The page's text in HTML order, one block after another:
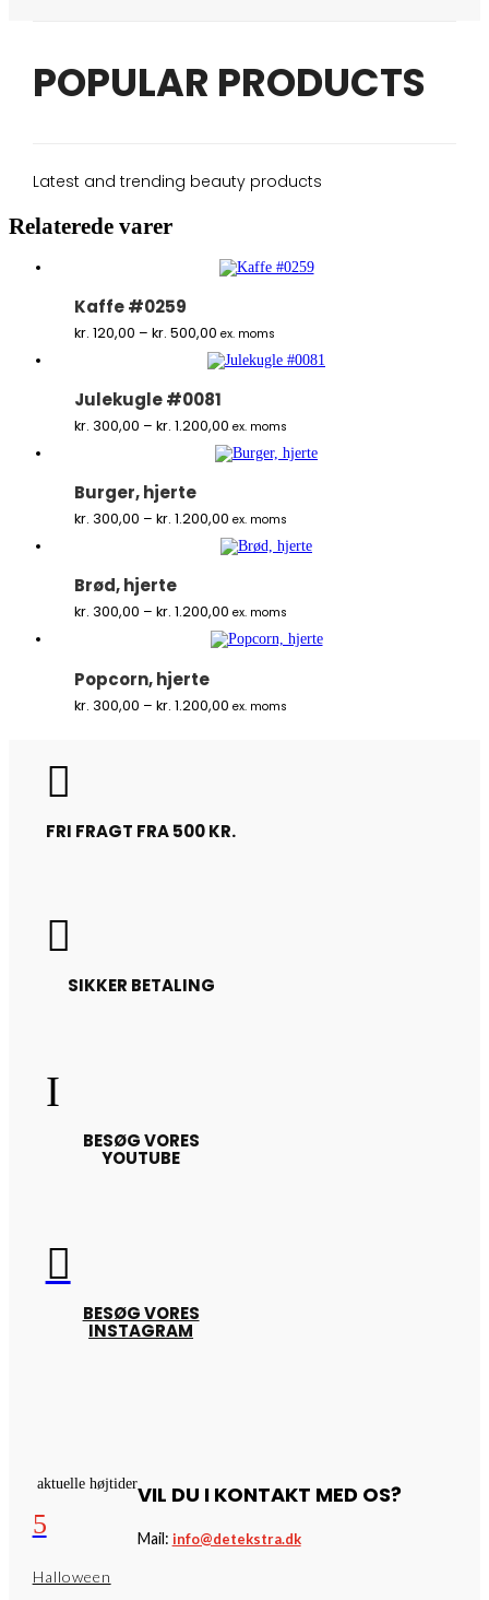
POPULAR PRODUCTS
Latest and trending beauty products
Relaterede varer
Kaffe #0259
kr. 120,00 – kr. 500,00Prisinterval:
til
kr. 500,00
ex. moms
Julekugle #0081
kr. 300,00 – kr. 1.200,00Prisinterval:
til
kr. 1.200,00
ex. moms
Burger, hjerte
kr. 300,00 – kr. 1.200,00Prisinterval:
til
kr. 1.200,00
ex. moms
Brød, hjerte
kr. 300,00 – kr. 1.200,00Prisinterval:
til
kr. 1.200,00
ex. moms
Popcorn, hjerte
kr. 300,00 – kr. 1.200,00Prisinterval:
ex. moms

FRI FRAGT FRA 500 KR.

SIKKER BETALING
I
BESØG VORES
YOUTUBE

BESØG VORES
INSTAGRAM
aktuelle højtider
5
Halloween
VIL DU I KONTAKT MED OS?
Mail: info@detekstra.dk